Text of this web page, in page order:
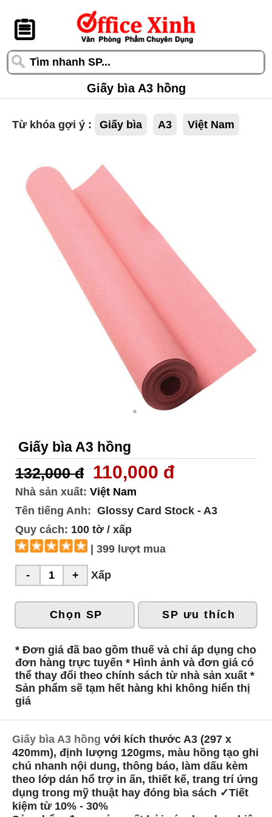
󰆎
Giấy bìa A3 hồng
Từ khóa gợi ý : Giấy bìa A3 Việt Nam
Giấy bìa A3 hồng
132,000 đ 110,000 đ
Nhà sản xuất: Việt Nam
Tên tiếng Anh: Glossy Card Stock - A3
Quy cách: 100 tờ / xấp
| 399 lượt mua
Xấp
Chọn SP SP ưu thích
* Đơn giá đã bao gồm thuế và chỉ áp dụng cho
đơn hàng trực tuyến * Hình ảnh và đơn giá có
thể thay đổi theo chính sách từ nhà sản xuất *
Sản phẩm sẽ tạm hết hàng khi không hiển thị
giá
Giấy bìa A3 hồng với kích thước A3 (297 x
420mm), định lượng 120gms, màu hồng tạo ghi
chú nhanh nội dung, thông báo, làm dấu kèm
theo lớp dán hổ trợ in ấn, thiết kế, trang trí ứng
dụng trong mỹ thuật hay đóng bìa sách ✓Tiết
kiệm từ 10% - 30%